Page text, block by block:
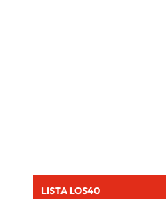
LISTA LOS40